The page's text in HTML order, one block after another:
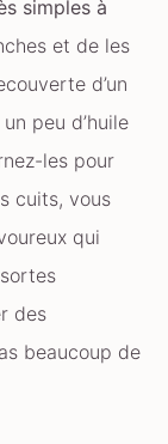
simples à
et de les
d’un
peu d’huile
les pour
cuits, vous
qui
des
beaucoup de